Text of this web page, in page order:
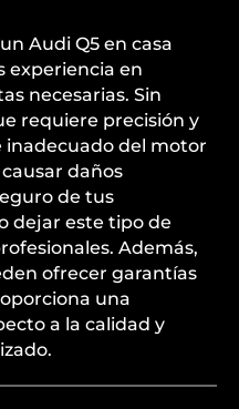
Audi Q5 en casa
experiencia en
necesarias. Sin
requiere precisión y
inadecuado del motor
daños
de tus
dejar este tipo de
Además,
ofrecer garantías
una
a la calidad y